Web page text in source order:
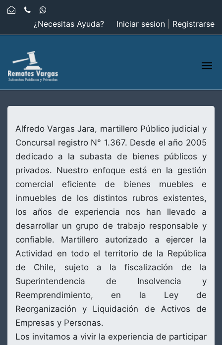
¿Necesitas Ayuda? Iniciar sesion Registrarse
Alfredo Vargas Jara, martillero Público judicial y
Concursal registro N° 1.367. Desde el año 2005
dedicado a la subasta de bienes públicos y
privados. Nuestro enfoque está en la gestión
comercial eficiente de bienes muebles e
inmuebles de los distintos rubros existentes,
los años de experiencia nos han llevado a
desarrollar un grupo de trabajo responsable y
confiable. Martillero autorizado a ejercer la
Actividad en todo el territorio de la República
de Chile, sujeto a la fiscalización de la
Superintendencia de Insolvencia y
Reemprendimiento, en la Ley de
Reorganización y Liquidación de Activos de
Empresas y Personas.
Los invitamos a vivir la experiencia de participar